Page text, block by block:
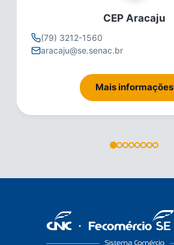
CEP Aracaju
(79) 3212-1560
aracaju@se.senac.br
Mais informações